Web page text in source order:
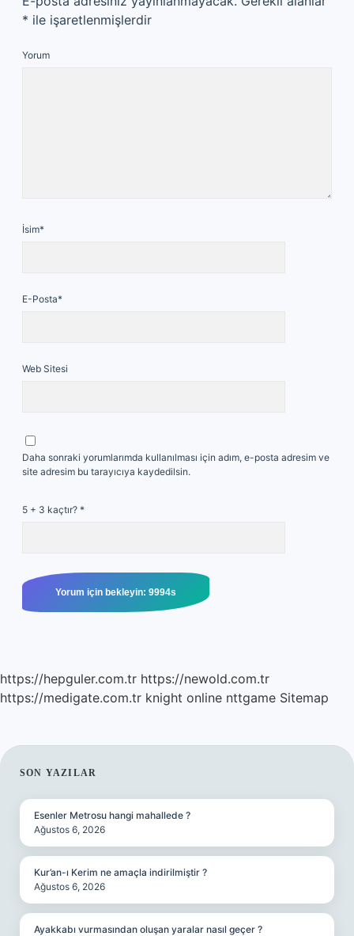
* ile işaretlenmişlerdir
Yorum
İsim*
E-Posta*
Web Sitesi
Daha sonraki yorumlarımda kullanılması için adım, e-posta adresim ve
site adresim bu tarayıcıya kaydedilsin.
5 + 3 kaçtır? *
https://hepguler.com.tr https://newold.com.tr
https://medigate.com.tr knight online nttgame Sitemap
SIDEBAR
SON YAZILAR
Esenler Metrosu hangi mahallede ?
Ağustos 6, 2026
Kur’an-ı Kerim ne amaçla indirilmiştir ?
Ağustos 6, 2026
Ayakkabı vurmasından oluşan yaralar nasıl geçer ?